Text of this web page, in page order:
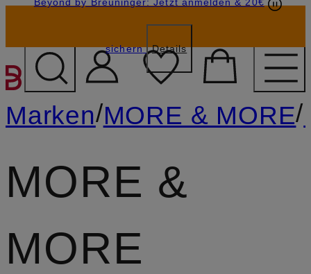
ZUM HAUPTINHALT
sichern Details
GESCHENK20
Marken/MORE & MORE/
MORE &
MORE